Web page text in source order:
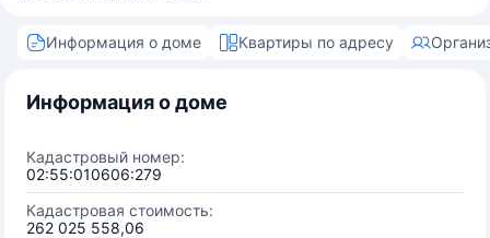
Информация о доме Квартиры по адресу
Информация о доме
Кадастровый номер:
02:55:010606:279
Кадастровая стоимость:
262 025 558,06